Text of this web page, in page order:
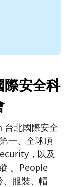
安全科
台北國際安全
一、全球頂
，以及
。People
、服裝、帽